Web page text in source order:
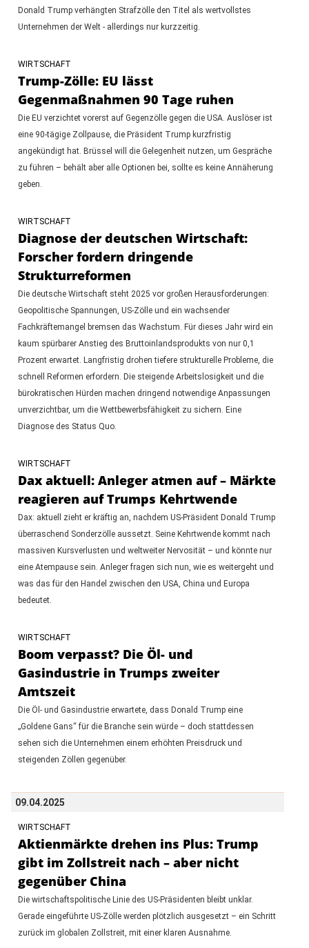
Donald Trump verhängten Strafzölle den Titel als wertvollstes
Unternehmen der Welt - allerdings nur kurzzeitig.
WIRTSCHAFT
Trump-Zölle: EU lässt
Gegenmaßnahmen 90 Tage ruhen
Die EU verzichtet vorerst auf Gegenzölle gegen die USA. Auslöser ist
eine 90-tägige Zollpause, die Präsident Trump kurzfristig
angekündigt hat. Brüssel will die Gelegenheit nutzen, um Gespräche
zu führen – behält aber alle Optionen bei, sollte es keine Annäherung
geben.
WIRTSCHAFT
Diagnose der deutschen Wirtschaft:
Forscher fordern dringende
Strukturreformen
Die deutsche Wirtschaft steht 2025 vor großen Herausforderungen:
Geopolitische Spannungen, US-Zölle und ein wachsender
Fachkräftemangel bremsen das Wachstum. Für dieses Jahr wird ein
kaum spürbarer Anstieg des Bruttoinlandsprodukts von nur 0,1
Prozent erwartet. Langfristig drohen tiefere strukturelle Probleme, die
schnell Reformen erfordern. Die steigende Arbeitslosigkeit und die
bürokratischen Hürden machen dringend notwendige Anpassungen
unverzichtbar, um die Wettbewerbsfähigkeit zu sichern. Eine
Diagnose des Status Quo.
WIRTSCHAFT
Dax aktuell: Anleger atmen auf – Märkte
reagieren auf Trumps Kehrtwende
Dax: aktuell zieht er kräftig an, nachdem US-Präsident Donald Trump
überraschend Sonderzölle aussetzt. Seine Kehrtwende kommt nach
massiven Kursverlusten und weltweiter Nervosität – und könnte nur
eine Atempause sein. Anleger fragen sich nun, wie es weitergeht und
was das für den Handel zwischen den USA, China und Europa
bedeutet.
WIRTSCHAFT
Boom verpasst? Die Öl- und
Gasindustrie in Trumps zweiter
Amtszeit
Die Öl- und Gasindustrie erwartete, dass Donald Trump eine
„Goldene Gans“ für die Branche sein würde – doch stattdessen
sehen sich die Unternehmen einem erhöhten Preisdruck und
steigenden Zöllen gegenüber.
09.04.2025
WIRTSCHAFT
Aktienmärkte drehen ins Plus: Trump
gibt im Zollstreit nach – aber nicht
gegenüber China
Die wirtschaftspolitische Linie des US-Präsidenten bleibt unklar.
Gerade eingeführte US-Zölle werden plötzlich ausgesetzt – ein Schritt
zurück im globalen Zollstreit, mit einer klaren Ausnahme.